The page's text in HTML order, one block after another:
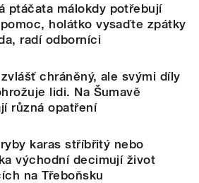
ptáčata málokdy potřebují
holátko vysaďte zpátky
radí odborníci
chráněný, ale svými díly
lidi. Na Šumavě
různá opatření
karas stříbřitý nebo
východní decimují život
na Třeboňsku